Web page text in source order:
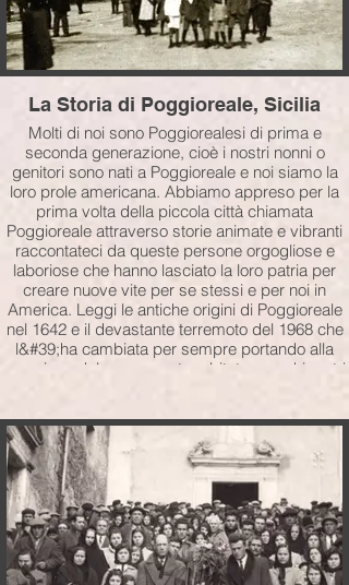
La Storia di Poggioreale, Sicilia
Molti di noi sono Poggiorealesi di prima e
seconda generazione, cioè i nostri nonni o
genitori sono nati a Poggioreale e noi siamo la
loro prole americana. Abbiamo appreso per la
prima volta della piccola città chiamata
Poggioreale attraverso storie animate e vibranti
raccontateci da queste persone orgogliose e
laboriose che hanno lasciato la loro patria per
creare nuove vite per se stessi e per noi in
America. Leggi le antiche origini di Poggioreale
nel 1642 e il devastante terremoto del 1968 che
l&#39;ha cambiata per sempre portando alla
creazione del nuovo centro abitato a pochi metri